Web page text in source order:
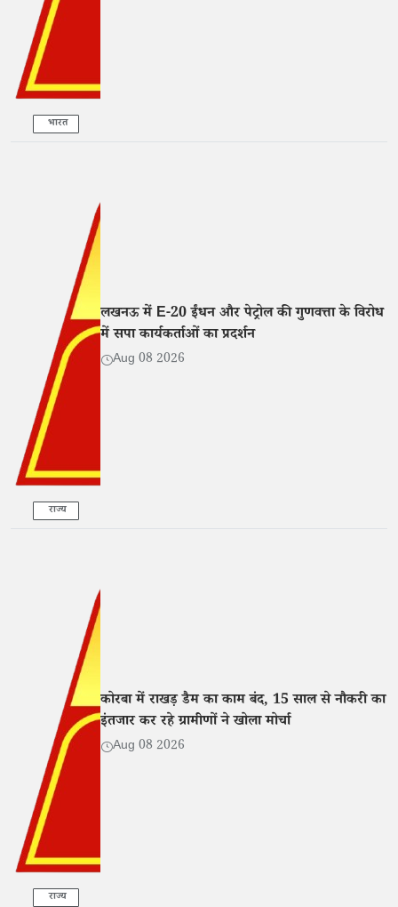
भारत
राज्य
लखनऊ में E-20 ईंधन और पेट्रोल की गुणवत्ता के विरोध
में सपा कार्यकर्ताओं का प्रदर्शन
Aug 08 2026
राज्य
कोरबा में राखड़ डैम का काम बंद, 15 साल से नौकरी का
इंतजार कर रहे ग्रामीणों ने खोला मोर्चा
Aug 08 2026